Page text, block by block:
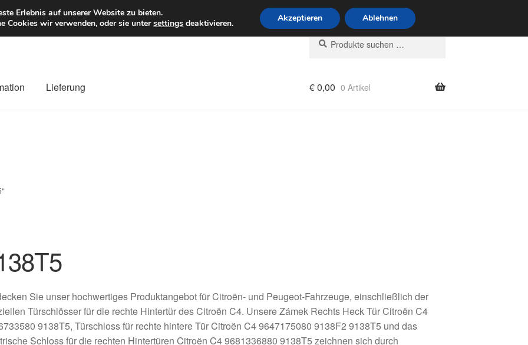
EUR Mo–Fr 9–16 Uhr · 0175 7465658
Suchen
nach:
Suchen
Lieferung €0,00 0 Artikel
Sie unser hochwertiges Produktangebot für Citroën- und Peugeot-Fahrzeuge, einschließlich der
Türschlösser für die rechte Hintertür des Citroën C4. Unsere Zámek Rechts Heck Tür Citroën C4
9138T5, Türschloss für rechte hintere Tür Citroën C4 9647175080 9138F2 9138T5 und das
Schloss für die rechten Hintertüren Citroën C4 9681336880 9138T5 zeichnen sich durch
Erlebnis auf unserer Website zu bieten.
Cookies wir verwenden, oder sie untersettings deaktivieren. Akzeptieren Ablehnen